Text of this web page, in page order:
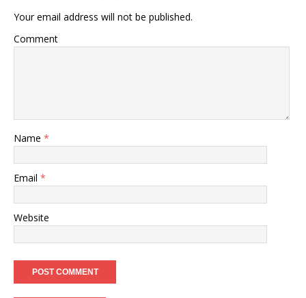
Your email address will not be published.
Comment
Name *
Email *
Website